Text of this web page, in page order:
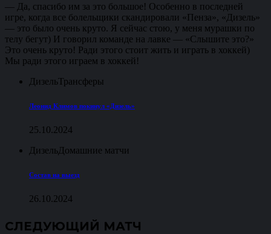
— Да, спасибо им за это большое! Особенно в последней
игре, когда все болельщики скандировали «Пенза», «Дизель»
— это было очень круто. Я сейчас стою, у меня мурашки по
телу бегут) И говорил команде на лавке — «Слышите это?»
Это очень круто! Ради этого стоит жить и играть в хоккей)
Мы ради этого играем в хоккей!
ДизельТрансферы
Леонид Климов покинул «Дизель»
25.10.2024
ДизельДомашние матчи
Состав на выезд
26.10.2024
СЛЕДУЮЩИЙ МАТЧ